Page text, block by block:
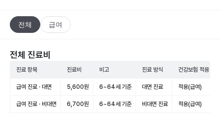
전체 급여
전체 진료비
진료 항목 진료비 비고 진료 방식 건강보험 적용
급여 진료 · 대면 5,600원 6~64세 기준 대면 진료 적용(급여)
급여 진료 · 비대면 6,700원 6~64세 기준 비대면 진료 적용(급여)